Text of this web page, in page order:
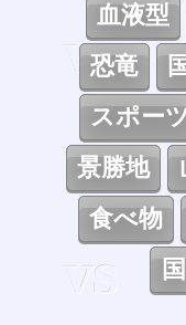
血液型
恐竜
スポー
景勝地
食べ物
国